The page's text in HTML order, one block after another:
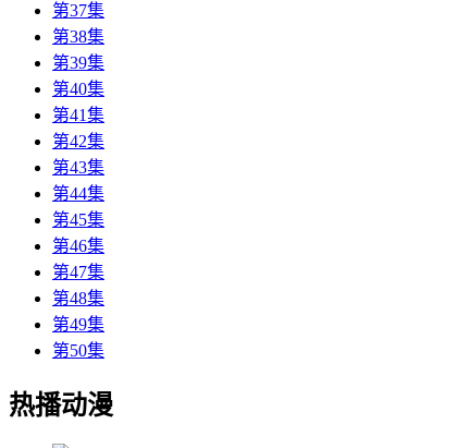
第37集
第38集
第39集
第40集
第41集
第42集
第43集
第44集
第45集
第46集
第47集
第48集
第49集
第50集
热播动漫